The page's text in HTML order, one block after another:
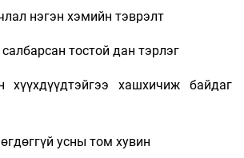
нэгэн хэмийн тэврэлт
тостой дан тэрлэг
хашхичиж байдаг
усны том хувин